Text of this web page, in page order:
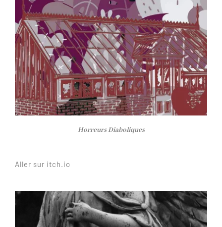
Horreurs Diaboliques
Aller sur itch.io